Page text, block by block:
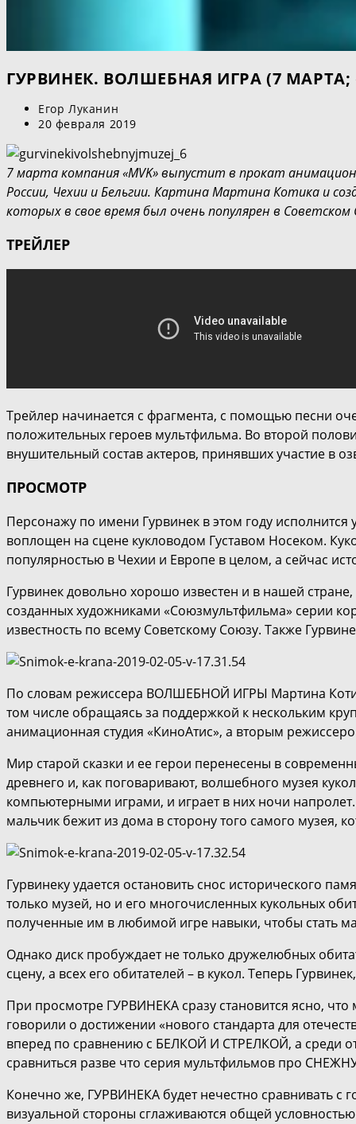
ГУРВИНЕК. ВОЛШЕБНАЯ ИГРА (7
Автор
записи:
Егор Луканин
Запись
20 февраля 2019
7 марта компания «MVK» выпустит в прокат
России, Чехии и Бельгии. Картина Мартина Котика и
которых в свое время был очень популярен в Советском
ТРЕЙЛЕР
Трейлер начинается с фрагмента, с помощью песни
положительных героев мультфильма. Во второй
внушительный состав актеров, принявших участие в
ПРОСМОТР
Персонажу по имени Гурвинек в этом году
воплощен на сцене кукловодом Густавом Носеком.
популярностью в Чехии и Европе в целом, а сейчас
Гурвинек довольно хорошо известен и в нашей
созданных художниками «Союзмультфильма» серии
известность по всему Советскому Союзу. Также
По словам режиссера ВОЛШЕБНОЙ ИГРЫ Мартина
том числе обращаясь за поддержкой к нескольким
анимационная студия «КиноАтис», а вторым
Мир старой сказки и ее герои перенесены в
древнего и, как поговаривают, волшебного музея
компьютерными играми, и играет в них ночи
мальчик бежит из дома в сторону того самого музея,
Гурвинеку удается остановить снос исторического
только музей, но и его многочисленных кукольных
полученные им в любимой игре навыки, чтобы стать
Однако диск пробуждает не только дружелюбных
сцену, а всех его обитателей – в кукол. Теперь
При просмотре ГУРВИНЕКА сразу становится ясно,
говорили о достижении «нового стандарта для
вперед по сравнению с БЕЛКОЙ И СТРЕЛКОЙ, а среди
сравниться разве что серия мультфильмов про
Конечно же, ГУРВИНЕКА будет нечестно сравнивать с
визуальной стороны сглаживаются общей